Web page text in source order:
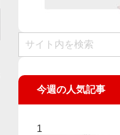
今週の人気記事